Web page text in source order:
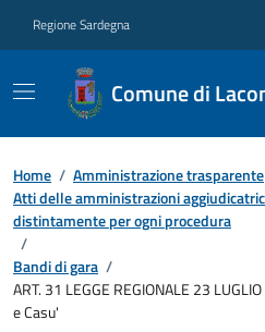
Regione Sardegna
Comune di
Home / Amministrazione trasparente
Atti delle amministrazioni
distintamente per ogni procedura
/
Bandi di gara /
ART. 31 LEGGE REGIONALE 23
e Casu'